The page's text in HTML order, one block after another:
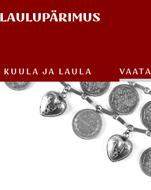
LAULUPÄRIMUS
KUULA JA LAULA VAATA